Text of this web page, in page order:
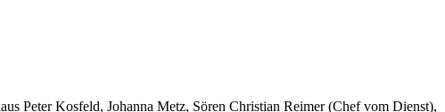
Peter Kosfeld, Johanna Metz, Sören Christian Reimer (Chef vom Dienst),